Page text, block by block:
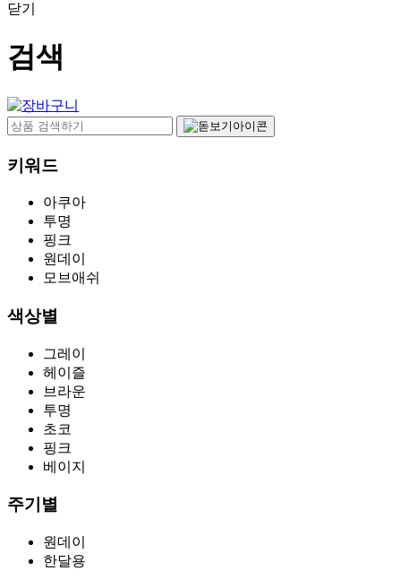
닫기
검색
키워드
아쿠아
투명
핑크
원데이
모브애쉬
색상별
그레이
헤이즐
브라운
투명
초코
핑크
베이지
주기별
원데이
한달용